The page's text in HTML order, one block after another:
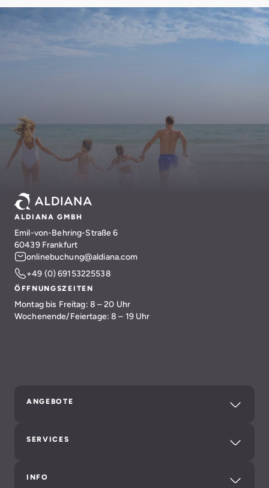
ALDIANA GMBH
Emil-von-Behring-Straße 6
60439 Frankfurt
onlinebuchung@aldiana.com
+49 (0) 69153225538
ÖFFNUNGSZEITEN
Montag bis Freitag: 8 – 20 Uhr
Wochenende/Feiertage: 8 – 19 Uhr
ANGEBOTE
SERVICES
INFO